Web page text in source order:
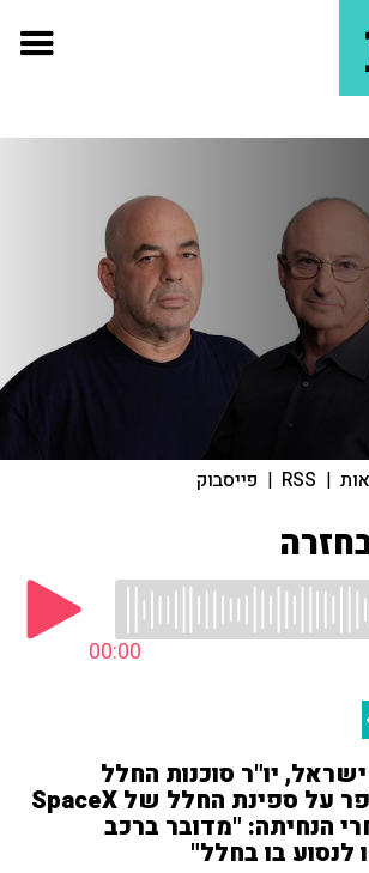
|
RSS
| פייסבוק
00:00
יו"ר סוכנות החלל
הישראלית, סיפר על ספינת החלל של SpaceX
הנחיתה: "מדובר ברכב
לנסוע בו בחלל"